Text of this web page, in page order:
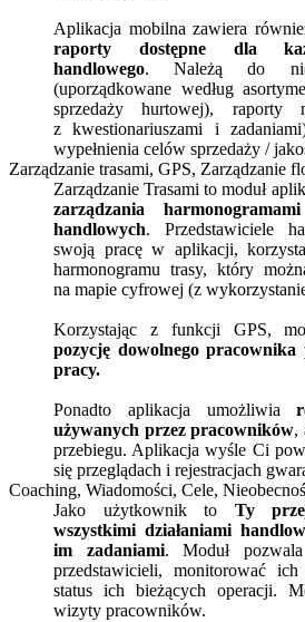
Aplikacja mobilna zawiera
raporty dostępne dla
handlowego. Należą do
(uporządkowane według
sprzedaży hurtowej), raporty
z kwestionariuszami i
wypełnienia celów sprzedaży /
Zarządzanie trasami, GPS, Zarządzanie
Zarządzanie Trasami to moduł
zarządzania
handlowych. Przedstawiciele
swoją pracę w aplikacji,
harmonogramu trasy, który
na mapie cyfrowej (z
Korzystając z funkcji GPS,
pozycję dowolnego pracownika
pracy.
Ponadto aplikacja umożliwia
używanych przez pracowników,
przebiegu. Aplikacja wyśle Ci
się przeglądach i rejestracjach
Coaching, Wiadomości, Cele,
Jako użytkownik to Ty
wszystkimi działaniami
im zadaniami. Moduł
przedstawicieli, monitorować
status ich bieżących operacji.
wizyty pracowników.